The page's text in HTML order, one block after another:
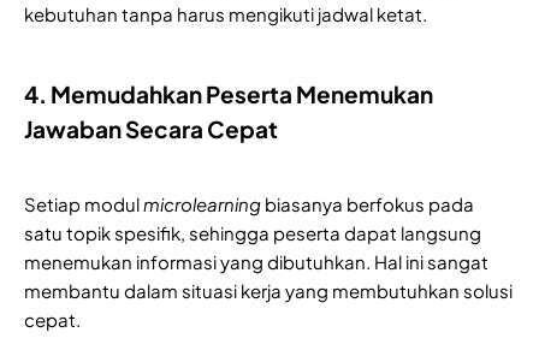
kebutuhan tanpa harus mengikuti jadwal ketat.
4. Memudahkan Peserta Menemukan
Jawaban Secara Cepat
Setiap modulmicrolearning biasanya berfokus pada
satu topik spesifik, sehingga peserta dapat langsung
menemukan informasi yang dibutuhkan. Hal ini sangat
membantu dalam situasi kerja yang membutuhkan solusi
cepat.